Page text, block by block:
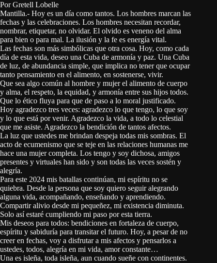
Por Gretell Lobelle
Mantilla.- Hoy es un día como tantos. Los hombres marcan las
fechas y las celebraciones. Los hombres necesitan recordar,
nombrar, etiquetar, no olvidar. El olvido es veneno del alma
para bien o para mal. La ilusión y la fe es energía vital.
Las fechas son más simbólicas que otra cosa. Hoy, como cada
día de esta vida, deseo una Cuba de armonía y paz. Una Cuba
de luz, de abundancia simple, que implica no tener que ocupar
tanto pensamiento en el alimento, en sostenerse, vivir.
Que sea algo común al hombre y mujer el alimento de cuerpo
y alma, el respeto, la equidad, y armonía entre sus hijos todos.
Que lo ético fluya para que de paso a lo moral justificado.
Hoy agradezco tres veces: agradezco lo que tengo, lo que soy
y lo que está por venir. Agradezco la vida, a todo lo celestial
que me asiste. Agradezco la bendición de tantos afectos.
La luz que ustedes me brindan despeja todas mis sombras. El
acto de ecumenismo que se teje en las relaciones humanas me
hace una mujer completa. Los tengo y soy dichosa, amigos
presentes y virtuales han sido y son todas las veces sostén y
alegría.
Para este 2024 mis batallas continúan, mi espíritu no se
quiebra. Desde la persona que soy quiero seguir alegrando
alguna vida, acompañando, enseñando y aprendiendo.
Compartir alivio desde mi pequeñez, mi existencia diminuta.
Solo así estaré cumpliendo mi paso por esta tierra.
Mis deseos para todos: bendiciones en fortaleza de cuerpo,
espíritu y sabiduría para transitar el futuro. Hoy, a pesar de no
creer en fechas, voy a disfrutar a mis afectos y pensarlos a
ustedes, todos, alegría en mi vida, amor constante…
Una es isleña, toda isleña, aun cuando sueñe con continentes.